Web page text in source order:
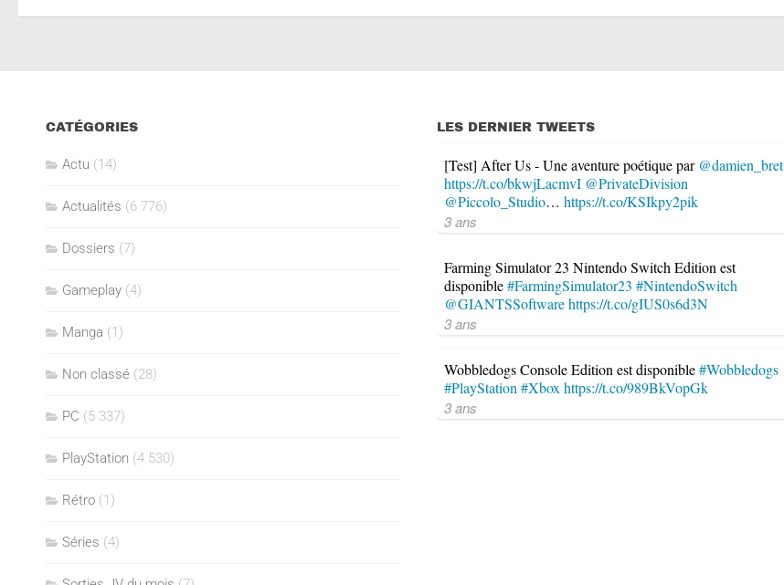
CATÉGORIES
Actu (14)
Actualités (6 776)
Dossiers (7)
Gameplay (4)
Manga (1)
Non classé (28)
PC (5 337)
PlayStation (4 530)
Rétro (1)
Séries (4)
LES DERNIER TWEETS
[Test] After Us - Une aventure poétique par @damien_bret
https://t.co/bkwjLacmvI @PrivateDivision
@Piccolo_Studio… https://t.co/KSIkpy2pik
3 ans
Farming Simulator 23 Nintendo Switch Edition est
disponible#FarmingSimulator23 #NintendoSwitch
@GIANTSSoftwarehttps://t.co/gIUS0s6d3N
3 ans
Wobbledogs Console Edition est disponible#Wobbledogs
#PlayStation #Xbox https://t.co/989BkVopGk
3 ans